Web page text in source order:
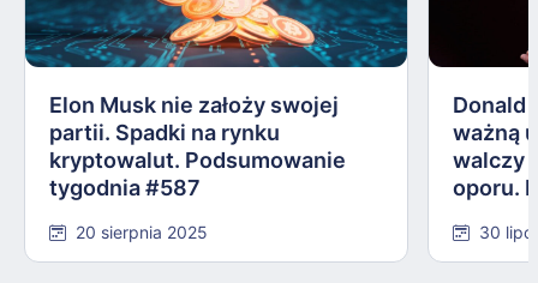
Elon Musk nie założy swojej
partii. Spadki na rynku
kryptowalut. Podsumowanie
tygodnia #587
20 sierpnia 2025
Donald
ważną
walczy
oporu.
30